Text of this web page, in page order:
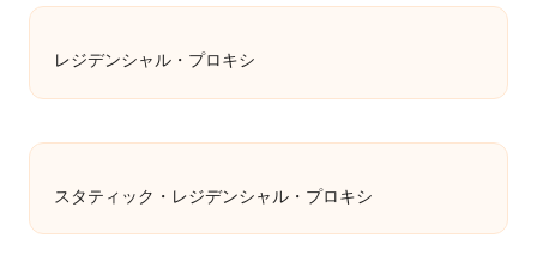
レジデンシャル・プロキシ
スタティック・レジデンシャル・プロキシ